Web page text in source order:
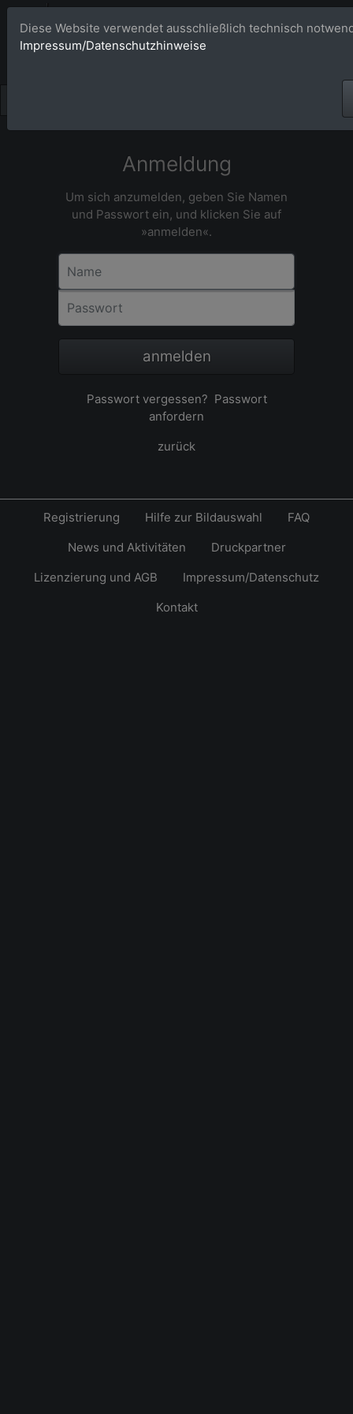
Bildagentur
Anmeldung
Um sich anzumelden, geben Sie Namen
und Passwort ein, und klicken Sie auf
»anmelden«.
Passwort
anmelden
Passwort vergessen? Passwort
anfordern
zurück
Diese Website verwendet ausschließlich technisch
Impressum/Datenschutzhinweise
Registrierung Hilfe zur Bildauswahl
FAQ
News und Aktivitäten
Druckpartner
Lizenzierung und AGB
Impressum/Datenschutz
Kontakt